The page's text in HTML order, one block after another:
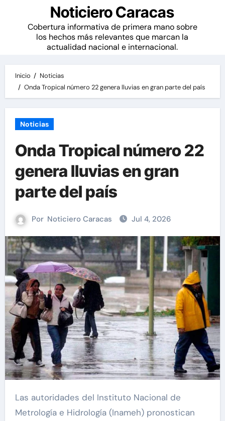
Noticiero Caracas
Cobertura informativa de primera mano sobre
los hechos más relevantes que marcan la
actualidad nacional e internacional.
Inicio
Noticias
Onda Tropical número 22 genera lluvias en gran parte del país
Noticias
Onda Tropical número 22
genera lluvias en gran
parte del país
Por Noticiero Caracas Jul 4, 2026
Las autoridades del Instituto Nacional de
Metrología e Hidrología (Inameh) pronostican